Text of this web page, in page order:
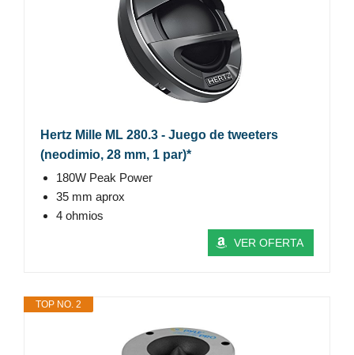
Hertz Mille ML 280.3 - Juego de tweeters
(neodimio, 28 mm, 1 par)*
180W Peak Power
35 mm aprox
4 ohmios
VER OFERTA
TOP NO. 2